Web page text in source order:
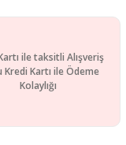
ile taksitli Alışveriş
Kredi Kartı ile Ödeme
Kolaylığı